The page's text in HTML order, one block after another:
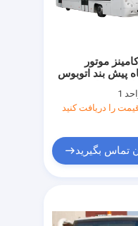
موتور
پیش بند اتوبوس
1
را دریافت کنید
تماس بگیرید